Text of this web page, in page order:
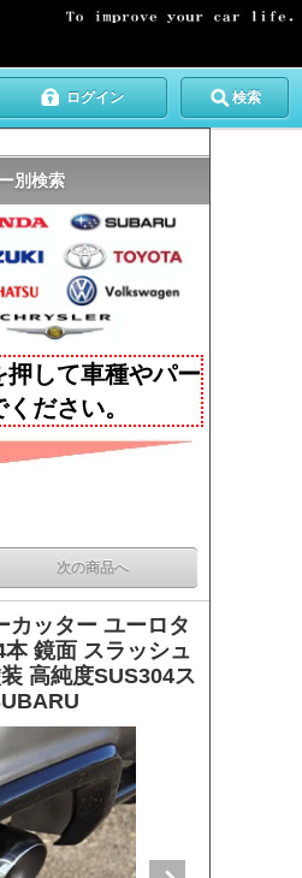
ログイン 検索
別検索
して車種やパー
ださい。
次の商品へ
カッター ユーロタ
鏡面 スラッシュ
高純度SUS304ス